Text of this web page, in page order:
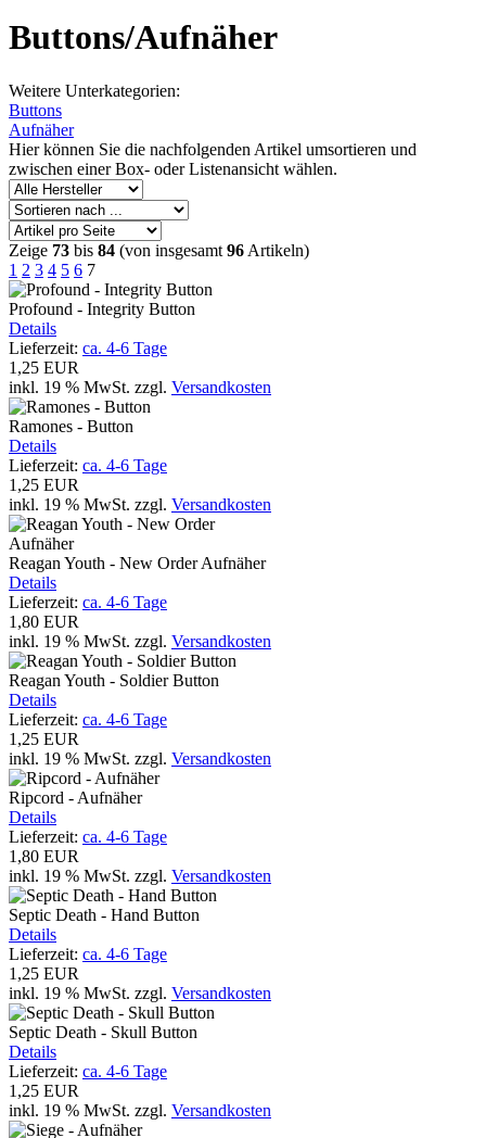
Buttons/Aufnäher
Weitere Unterkategorien:
Buttons
Aufnäher
Hier können Sie die nachfolgenden Artikel umsortieren und
zwischen einer Box- oder Listenansicht wählen.
Zeige 73 bis 84 (von insgesamt 96 Artikeln)
1 2 3 4 5 6 7
Profound - Integrity Button
Details
Lieferzeit: ca. 4-6 Tage
1,25 EUR
inkl. 19 % MwSt. zzgl. Versandkosten
Ramones - Button
Details
Lieferzeit: ca. 4-6 Tage
1,25 EUR
inkl. 19 % MwSt. zzgl. Versandkosten
Reagan Youth - New Order Aufnäher
Details
Lieferzeit: ca. 4-6 Tage
1,80 EUR
inkl. 19 % MwSt. zzgl. Versandkosten
Reagan Youth - Soldier Button
Details
Lieferzeit: ca. 4-6 Tage
1,25 EUR
inkl. 19 % MwSt. zzgl. Versandkosten
Ripcord - Aufnäher
Details
Lieferzeit: ca. 4-6 Tage
1,80 EUR
inkl. 19 % MwSt. zzgl. Versandkosten
Septic Death - Hand Button
Details
Lieferzeit: ca. 4-6 Tage
1,25 EUR
inkl. 19 % MwSt. zzgl. Versandkosten
Septic Death - Skull Button
Details
Lieferzeit: ca. 4-6 Tage
1,25 EUR
inkl. 19 % MwSt. zzgl. Versandkosten